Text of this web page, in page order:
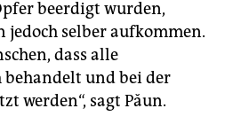
beerdigt wurden,
jedoch selber aufkommen.
dass alle
und bei der
werden“, sagt Păun.